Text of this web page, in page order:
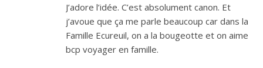
J’adore l’idée. C’est absolument canon. Et
j’avoue que ça me parle beaucoup car dans la
Famille Ecureuil, on a la bougeotte et on aime
bcp voyager en famille.